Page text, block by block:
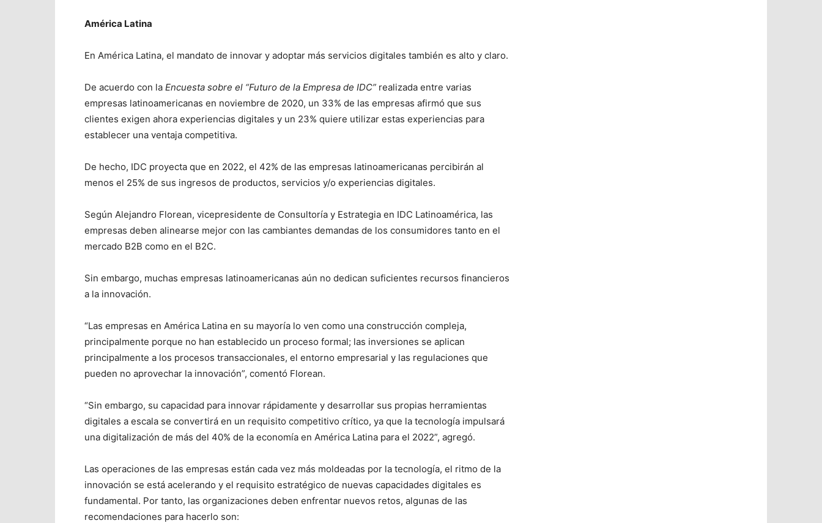
América Latina
En América Latina, el mandato de innovar y adoptar más servicios digitales también es alto y claro.
De acuerdo con la Encuesta sobre el “Futuro de la Empresa de IDC” realizada entre varias
empresas latinoamericanas en noviembre de 2020, un 33% de las empresas afirmó que sus
clientes exigen ahora experiencias digitales y un 23% quiere utilizar estas experiencias para
establecer una ventaja competitiva.
De hecho, IDC proyecta que en 2022, el 42% de las empresas latinoamericanas percibirán al
menos el 25% de sus ingresos de productos, servicios y/o experiencias digitales.
Según Alejandro Florean, vicepresidente de Consultoría y Estrategia en IDC Latinoamérica, las
empresas deben alinearse mejor con las cambiantes demandas de los consumidores tanto en el
mercado B2B como en el B2C.
Sin embargo, muchas empresas latinoamericanas aún no dedican suficientes recursos financieros
a la innovación.
“Las empresas en América Latina en su mayoría lo ven como una construcción compleja,
principalmente porque no han establecido un proceso formal; las inversiones se aplican
principalmente a los procesos transaccionales, el entorno empresarial y las regulaciones que
pueden no aprovechar la innovación”, comentó Florean.
“Sin embargo, su capacidad para innovar rápidamente y desarrollar sus propias herramientas
digitales a escala se convertirá en un requisito competitivo crítico, ya que la tecnología impulsará
una digitalización de más del 40% de la economía en América Latina para el 2022”, agregó.
Las operaciones de las empresas están cada vez más moldeadas por la tecnología, el ritmo de la
innovación se está acelerando y el requisito estratégico de nuevas capacidades digitales es
fundamental. Por tanto, las organizaciones deben enfrentar nuevos retos, algunas de las
recomendaciones para hacerlo son: